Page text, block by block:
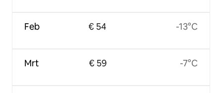
Feb
Mrt
€ 54
€ 59
-13°C
-7°C